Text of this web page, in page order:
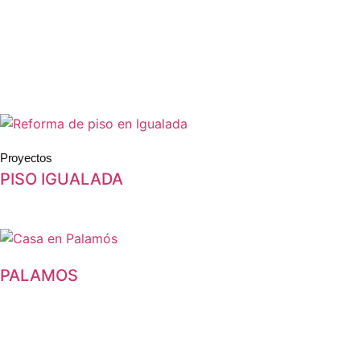
Proyectos
PISO IGUALADA
PALAMOS